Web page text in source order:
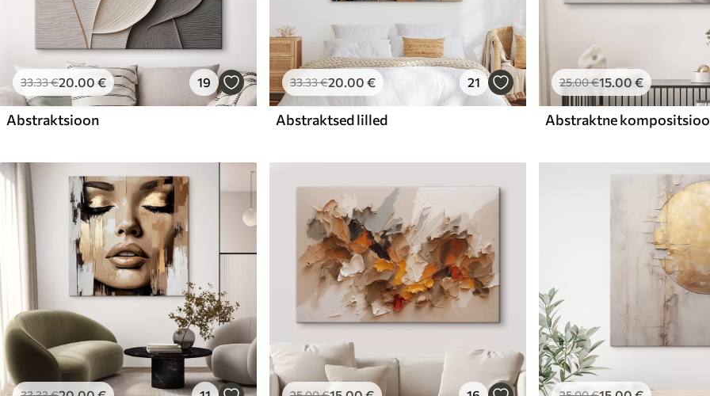
33.33€20.00 € 19
Abstraktsioon
33.33€20.00 € 21
Abstraktsed lilled
25.00€15.00 €